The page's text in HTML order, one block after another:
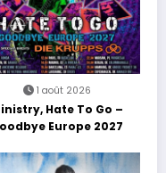
1 août 2026
Hate To Go –
Europe 2027